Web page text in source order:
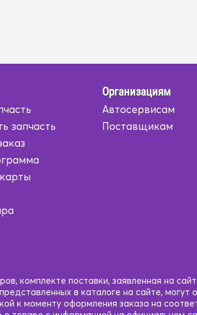
запчасть
Организациям
Автосервисам
Поставщикам
комплекте поставки, заявленная на
в каталоге на сайте,
к моменту оформления заказа на